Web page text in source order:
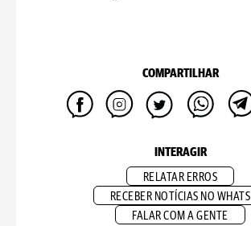
COMPARTILHAR
INTERAGIR
RELATAR ERROS
RECEBER NOTÍCIAS NO WHATS
FALAR COM A GENTE